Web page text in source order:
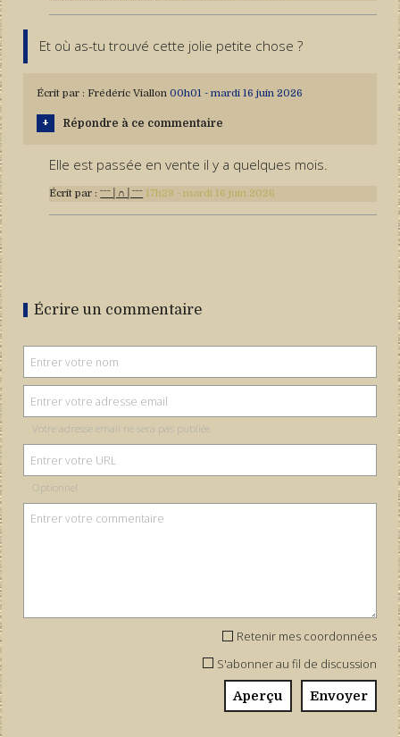
Et où as-tu trouvé cette jolie petite chose ?
Écrit par : Frédéric Viallon 00h01 - mardi 16 juin 2026
Répondre à ce commentaire
Elle est passée en vente il y a quelques mois.
Écrit par :ˉˉˉ│∩│ˉˉˉ 17h29 -mardi 16 juin 2026
Écrire un commentaire
Votre adresse email ne sera pas publiée
Optionnel
Retenir mes coordonnées
S'abonner au fil de discussion